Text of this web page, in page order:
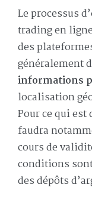
Le processus
trading en
des
généralement
informations
localisation
Pour ce qui
faudra
cours de
conditions
des dépôts